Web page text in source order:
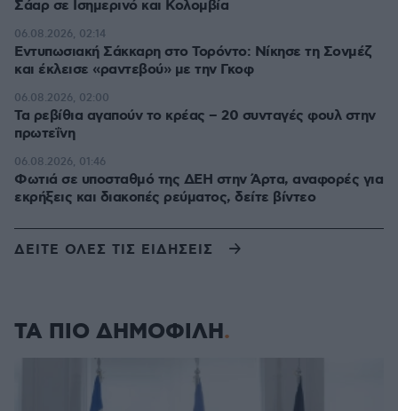
Σάαρ σε Ισημερινό και Κολομβία
Εντυπωσιακή Σάκκαρη στο Τορόντο: Νίκησε τη Σονμέζ
και έκλεισε «ραντεβού» με την Γκοφ
06.08.2026, 02:14
Τα ρεβίθια αγαπούν το κρέας – 20 συνταγές φουλ στην
πρωτεΐνη
06.08.2026, 02:00
Φωτιά σε υποσταθμό της ΔΕΗ στην Άρτα, αναφορές για
εκρήξεις και διακοπές ρεύματος, δείτε βίντεο
06.08.2026, 01:46
ΔΕΙΤΕ ΟΛΕΣ ΤΙΣ ΕΙΔΗΣΕΙΣ
ΤΑ ΠΙΟ ΔΗΜΟΦΙΛΗ